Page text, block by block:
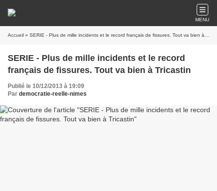
MENU
Accueil » SERIE - Plus de mille incidents et le record français de fissures. Tout va bien à Tricastin
SERIE - Plus de mille incidents et le record
français de fissures. Tout va bien à Tricastin
Publié le 10/12/2013 à 19:09
Par democratie-reelle-nimes